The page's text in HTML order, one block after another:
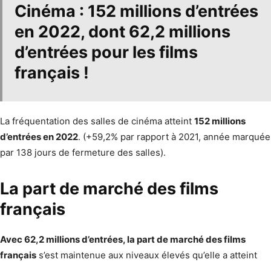
Cinéma : 152 millions d’entrées
en 2022, dont 62,2 millions
d’entrées pour les films
français !
La fréquentation des salles de cinéma atteint 152 millions
d’entrées en 2022. (+59,2% par rapport à 2021, année marquée
par 138 jours de fermeture des salles).
La part de marché des films
français
Avec 62,2 millions d’entrées, la part de marché des films
français s’est maintenue aux niveaux élevés qu’elle a atteint